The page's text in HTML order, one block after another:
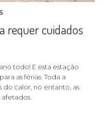
requer cuidados
todo! E esta estação
as férias. Toda a
do calor, no entanto, as
afetados.